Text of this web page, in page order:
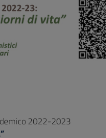
2022-2023